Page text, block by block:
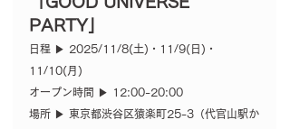
PARTY」
日程 ▶︎ 2025/11/8(土)・11/9(日)・
11/10(月)
オープン時間 ▶︎ 12:00-20:00
場所 ▶︎ 東京都渋谷区猿楽町25-3（代官山駅か